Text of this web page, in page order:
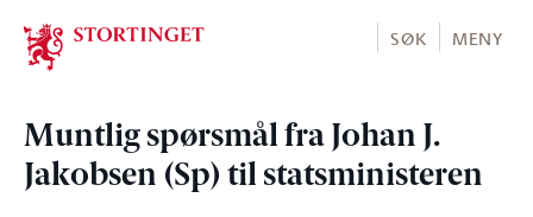
Stortinget.no
SØK MENY
Muntlig spørsmål fra Johan J.
Jakobsen (Sp) til statsministeren